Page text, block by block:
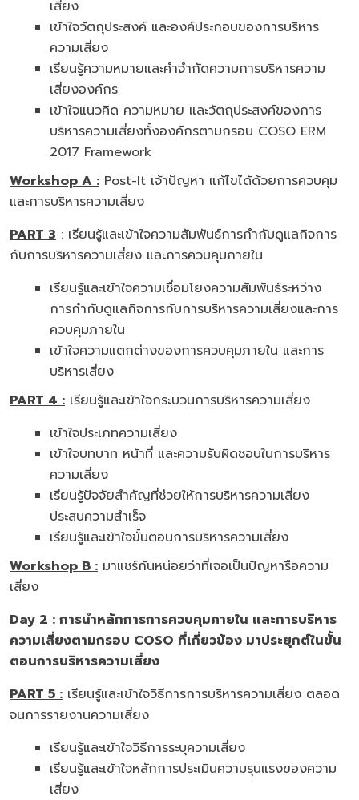
เสี่ยง
เข้าใจวัตถุประสงค์ และองค์ประกอบของการบริหาร
ความเสี่ยง
เรียนรู้ความหมายและคำจำกัดความการบริหารความ
เสี่ยงองค์กร
เข้าใจแนวคิด ความหมาย และวัตถุประสงค์ของการ
บริหารความเสี่ยงทั้งองค์กรตามกรอบ COSO ERM
2017 Framework
Workshop A : Post-It เจ้าปัญหา แก้ไขได้ด้วยการควบคุม
และการบริหารความเสี่ยง
PART 3 : เรียนรู้และเข้าใจความสัมพันธ์การกำกับดูแลกิจการ
กับการบริหารความเสี่ยง และการควบคุมภายใน
เรียนรู้และเข้าใจความเชื่อมโยงความสัมพันธ์ระหว่าง
การกำกับดูแลกิจการกับการบริหารความเสี่ยงและการ
ควบคุมภายใน
เข้าใจความแตกต่างของการควบคุมภายใน และการ
บริหารเสี่ยง
PART 4 : เรียนรู้และเข้าใจกระบวนการบริหารความเสี่ยง
เข้าใจประเภทความเสี่ยง
เข้าใจบทบาท หน้าที่ และความรับผิดชอบในการบริหาร
ความเสี่ยง
เรียนรู้ปัจจัยสำคัญที่ช่วยให้การบริหารความเสี่ยง
ประสบความสำเร็จ
เรียนรู้และเข้าใจขั้นตอนการบริหารความเสี่ยง
Workshop B : มาแชร์กันหน่อยว่าที่เจอเป็นปัญหารือความ
เสี่ยง
Day 2 : การนำหลักการการควบคุมภายใน และการบริหาร
ความเสี่ยงตามกรอบ COSO ที่เกี่ยวข้อง มาประยุกต์ในขั้น
ตอนการบริหารความเสี่ยง
PART 5 : เรียนรู้และเข้าใจวิธีการการบริหารความเสี่ยง ตลอด
จนการรายงานความเสี่ยง
เรียนรู้และเข้าใจวิธีการระบุความเสี่ยง
เรียนรู้และเข้าใจหลักการประเมินความรุนแรงของความ
เสี่ยง